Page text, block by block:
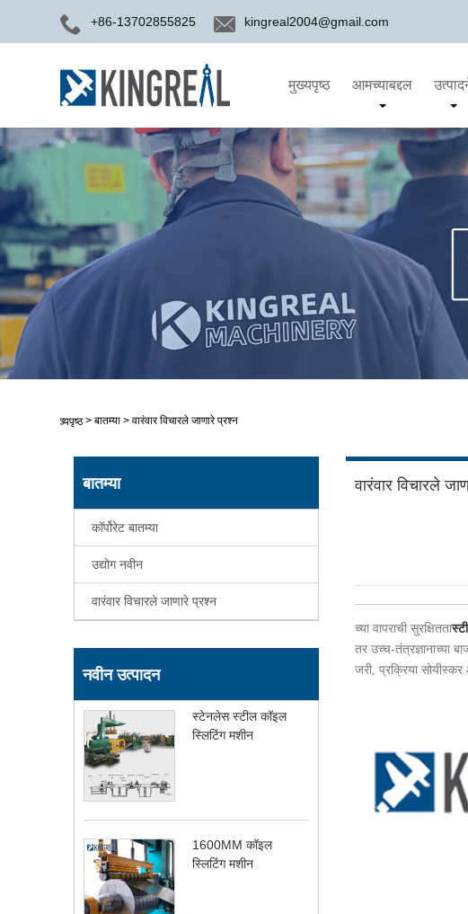
+86-13702855825 kingreal2004@gmail.com
मुख्यपृष्ठ आमच्याबद्दल
मुख्यपृष्ठ > बातम्या > वारंवार विचारले जाणारे प्रश्न
बातम्या
कॉर्पोरेट बातम्या
उद्योग नवीन
वारंवार विचारले जाणारे प्रश्न
नवीन उत्पादन
स्टेनलेस स्टील कॉइल
स्लिटिंग मशीन
1600MM कॉइल
स्लिटिंग मशीन
वारंवार विचारले
च्या वापराची सुरक्षितता
तर उच्च-तंत्रज्ञानाच्या
जरी, प्रक्रिया